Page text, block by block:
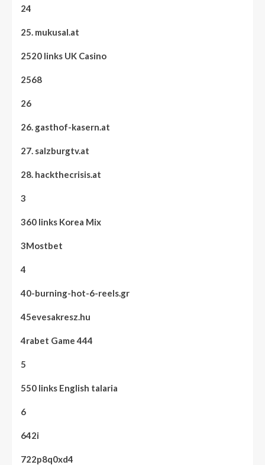
24
25. mukusal.at
2520 links UK Casino
2568
26
26. gasthof-kasern.at
27. salzburgtv.at
28. hackthecrisis.at
3
360 links Korea Mix
3Mostbet
4
40-burning-hot-6-reels.gr
45evesakresz.hu
4rabet Game 444
5
550 links English talaria
6
642i
722p8q0xd4